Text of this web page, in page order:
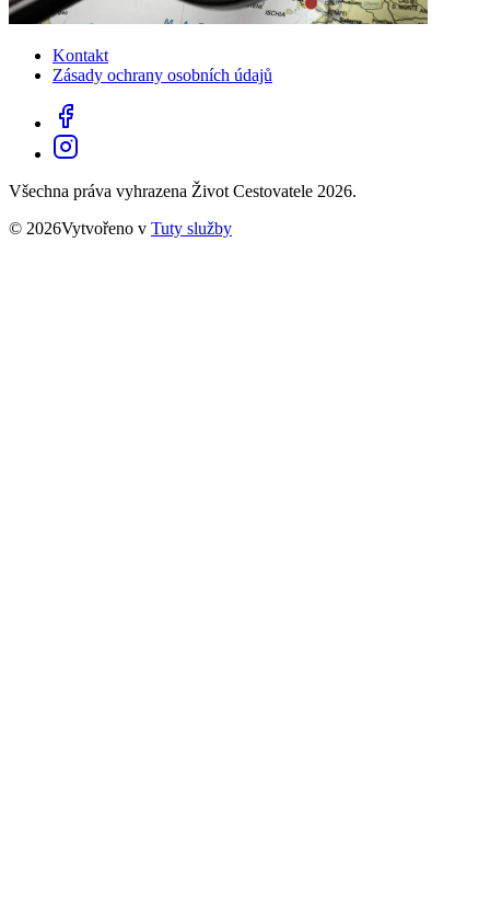
Kontakt
Zásady ochrany osobních údajů
Všechna práva vyhrazena Život Cestovatele 2026.
© 2026Vytvořeno v Tuty služby